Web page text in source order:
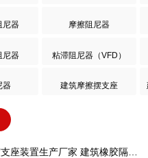
尼器 摩擦阻尼器
尼器 粘滞阻尼器（VFD）
器 建筑摩擦摆支座